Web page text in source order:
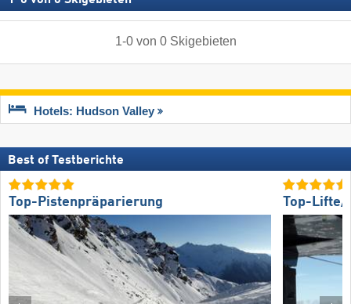
1-0von 0 Skigebieten
Hotels: Hudson Valley
Best of Testberichte
Top-Pistenpräparierung Top-Lifte/